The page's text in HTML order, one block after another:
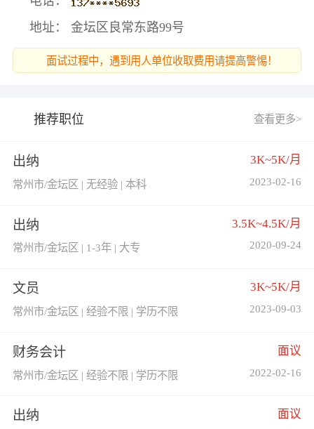
地址： 金坛区良常东路99号
面试过程中，遇到用人单位收取费用请提高警惕！
推荐职位 查看更多>
出纳 3K~5K/月
常州市/金坛区 | 无经验 | 本科 2023-02-16
出纳 3.5K~4.5K/月
常州市/金坛区 | 1-3年 | 大专 2020-09-24
文员 3K~5K/月
常州市/金坛区 | 经验不限 | 学历不限 2023-09-03
财务会计 面议
常州市/金坛区 | 经验不限 | 学历不限 2022-02-16
出纳 面议